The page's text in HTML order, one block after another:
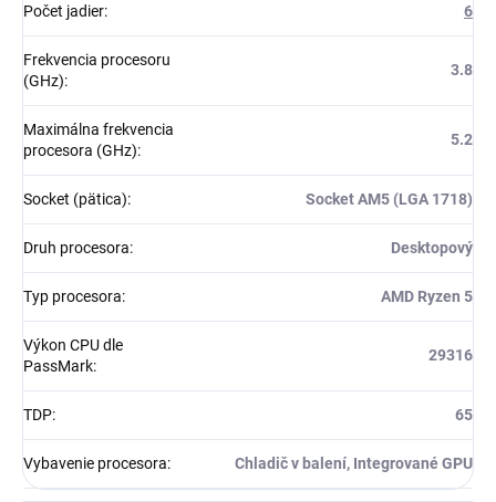
Počet jadier: 6
Frekvencia procesoru
(GHz):
3.8
Maximálna frekvencia
procesora (GHz):
5.2
Socket (pätica): Socket AM5 (LGA 1718)
Druh procesora: Desktopový
Typ procesora: AMD Ryzen 5
Výkon CPU dle
PassMark:
29316
TDP: 65
Vybavenie procesora: Chladič v balení, Integrované GPU